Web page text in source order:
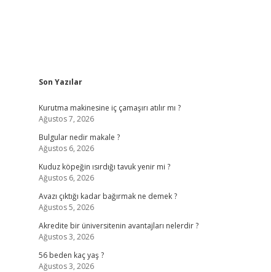
Sidebar
Son Yazılar
Kurutma makinesine iç çamaşırı atılır mı ?
Ağustos 7, 2026
Bulgular nedir makale ?
Ağustos 6, 2026
Kuduz köpeğin ısırdığı tavuk yenir mi ?
Ağustos 6, 2026
Avazı çıktığı kadar bağırmak ne demek ?
Ağustos 5, 2026
Akredite bir üniversitenin avantajları nelerdir ?
Ağustos 3, 2026
56 beden kaç yaş ?
Ağustos 3, 2026